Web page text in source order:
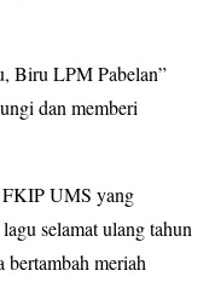
Biru LPM Pabelan”
dan memberi
UMS yang
selamat ulang tahun
meriah